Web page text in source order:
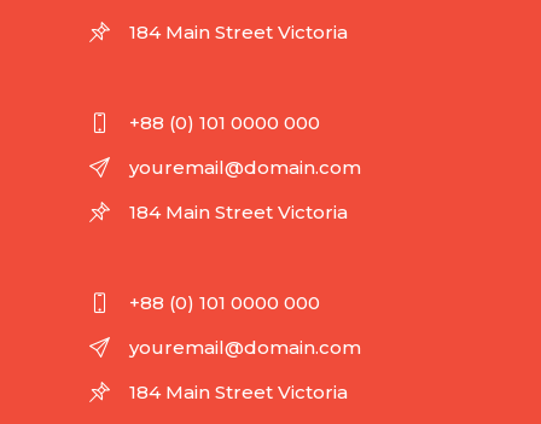
184 Main Street Victoria
+88 (0) 101 0000 000
youremail@domain.com
184 Main Street Victoria
+88 (0) 101 0000 000
youremail@domain.com
184 Main Street Victoria